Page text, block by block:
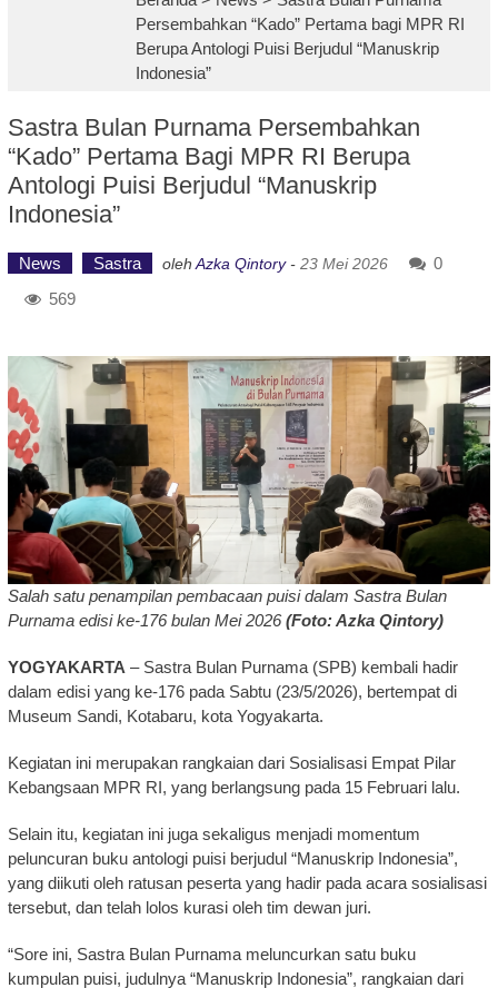
Persembahkan “Kado” Pertama bagi MPR RI
Berupa Antologi Puisi Berjudul “Manuskrip
Indonesia”
Sastra Bulan Purnama Persembahkan
“Kado” Pertama Bagi MPR RI Berupa
Antologi Puisi Berjudul “Manuskrip
Indonesia”
News Sastra oleh Azka Qintory- 23 Mei 2026
0
569
Salah satu penampilan pembacaan puisi dalam Sastra Bulan
Purnama edisi ke-176 bulan Mei 2026(Foto: Azka Qintory)
YOGYAKARTA – Sastra Bulan Purnama (SPB) kembali hadir
dalam edisi yang ke-176 pada Sabtu (23/5/2026), bertempat di
Museum Sandi, Kotabaru, kota Yogyakarta.
Kegiatan ini merupakan rangkaian dari Sosialisasi Empat Pilar
Kebangsaan MPR RI, yang berlangsung pada 15 Februari lalu.
Selain itu, kegiatan ini juga sekaligus menjadi momentum
peluncuran buku antologi puisi berjudul “Manuskrip Indonesia”,
yang diikuti oleh ratusan peserta yang hadir pada acara sosialisasi
tersebut, dan telah lolos kurasi oleh tim dewan juri.
“Sore ini, Sastra Bulan Purnama meluncurkan satu buku
kumpulan puisi, judulnya “Manuskrip Indonesia”, rangkaian dari